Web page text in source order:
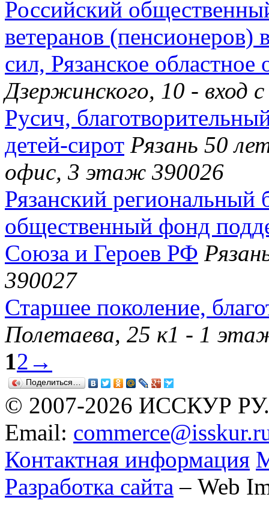
Российский
ветеранов
сил, Рязанское областное
Дзержинского, 10 - вход
Русич,
детей-сирот Рязань 50
офис, 3 этаж 390026
Рязанский региональный
общественный фонд
Союза и Героев РФ
390027
Старшее поколение,
Полетаева, 25 к1 - 1
12 →
Поделиться…
© 2007-2026 ИССКУР РУ.
Email:
Контактная информация
Разработка сайта – Web